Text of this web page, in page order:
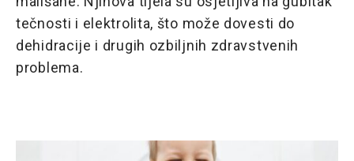
tečnosti i elektrolita, što može dovesti do
dehidracije i drugih ozbiljnih zdravstvenih
problema.